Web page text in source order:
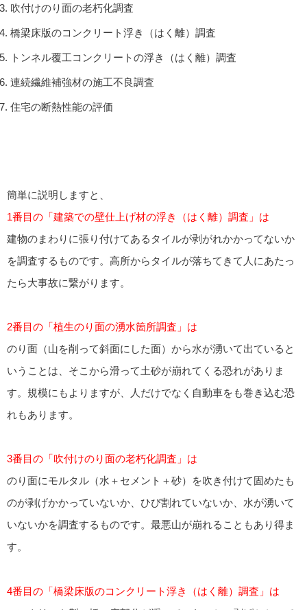
吹付けのり面の老朽化調査
橋梁床版のコンクリート浮き（はく離）調査
トンネル覆工コンクリートの浮き（はく離）調査
連続繊維補強材の施工不良調査
住宅の断熱性能の評価
簡単に説明しますと、
1番目の「建築での壁仕上げ材の浮き（はく離）調査」は
建物のまわりに張り付けてあるタイルが剥がれかかってないか
を調査するものです。高所からタイルが落ちてきて人にあたっ
たら大事故に繋がります。
2番目の「植生のり面の湧水箇所調査」は
のり面（山を削って斜面にした面）から水が湧いて出ていると
いうことは、そこから滑って土砂が崩れてくる恐れがありま
す。規模にもよりますが、人だけでなく自動車をも巻き込む恐
れもあります。
3番目の「吹付けのり面の老朽化調査」は
のり面にモルタル（水＋セメント＋砂）を吹き付けて固めたも
のが剥げかかっていないか、ひび割れていないか、水が湧いて
いないかを調査するものです。最悪山が崩れることもあり得ま
す。
4番目の「橋梁床版のコンクリート浮き（はく離）調査」は